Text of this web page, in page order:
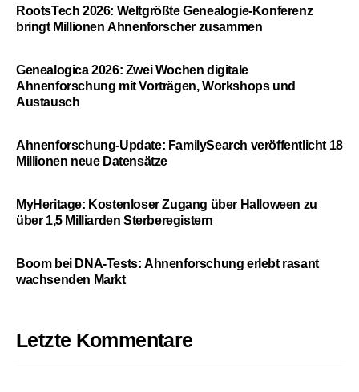
RootsTech 2026: Weltgrößte Genealogie-Konferenz
bringt Millionen Ahnenforscher zusammen
Genealogica 2026: Zwei Wochen digitale
Ahnenforschung mit Vorträgen, Workshops und
Austausch
Ahnenforschung-Update: FamilySearch veröffentlicht 18
Millionen neue Datensätze
MyHeritage: Kostenloser Zugang über Halloween zu
über 1,5 Milliarden Sterberegistern
Boom bei DNA-Tests: Ahnenforschung erlebt rasant
wachsenden Markt
Letzte Kommentare